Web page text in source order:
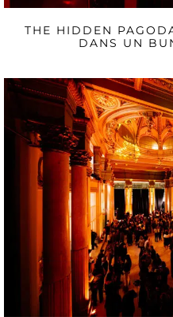
THE HIDDEN
DANS UN